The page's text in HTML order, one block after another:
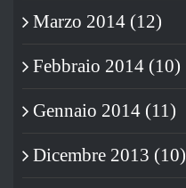
Marzo 2014 (12)
Febbraio 2014 (10)
Gennaio 2014 (11)
Dicembre 2013 (10)